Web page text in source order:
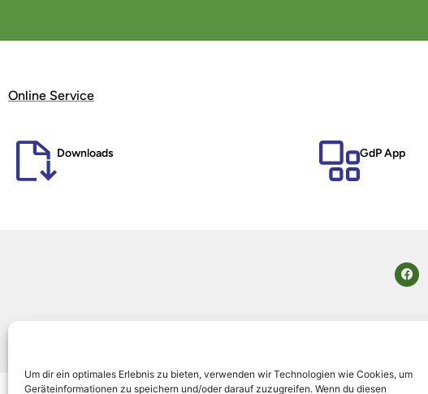
Um dir ein optimales Erlebnis zu bieten, verwenden wir Technologien wie Cookies, um
Geräteinformationen zu speichern und/oder darauf zuzugreifen. Wenn du diesen
Online Service
Downloads GdP App